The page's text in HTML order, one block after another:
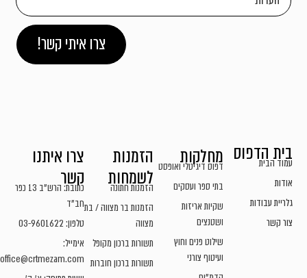
בית הדפוס
עמוד הבית
אודות
גלריית עבודות
צור קשר
מחלקות
דפוס דיגיטלי ואופסט
בתי ספר ועסקים
שקיות אריזות
ושטנצים
שילוט פנים וחוץ
ועיטוף צורני
הזמנות
לשמחות
הזמנות חתונה
הזמנות בר מצווה / בת
מצווה
תשורות ברכון מקופל
תשורות ברכון חוברות
צרו איתנו
קשר
כתובת: הרש"ב 13 כפר
חב"ד
טלפון: 03-9601622
אימייל:
office@crtmezam.com
צרו איתי קשר!